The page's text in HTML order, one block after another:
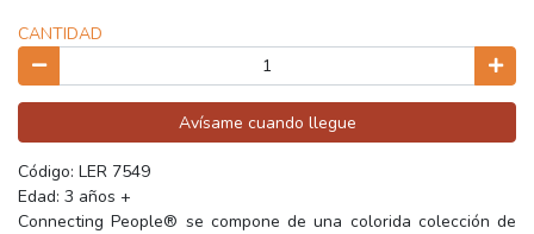
CANTIDAD
Avísame cuando llegue
Código: LER 7549
Edad: 3 años +
Connecting People® se compone de una colorida colección de